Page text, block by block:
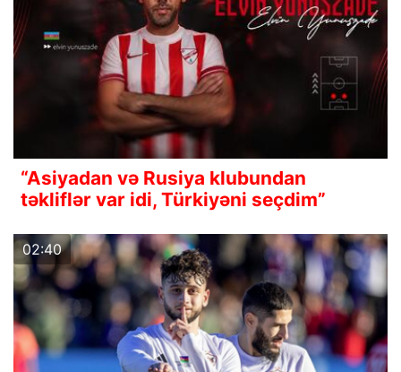
“Asiyadan və Rusiya klubundan
təkliflər var idi, Türkiyəni seçdim”
02:40